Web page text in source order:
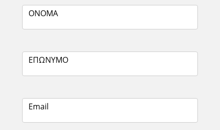
ΟΝΟΜΑ
ΕΠΩΝΥΜΟ
Email